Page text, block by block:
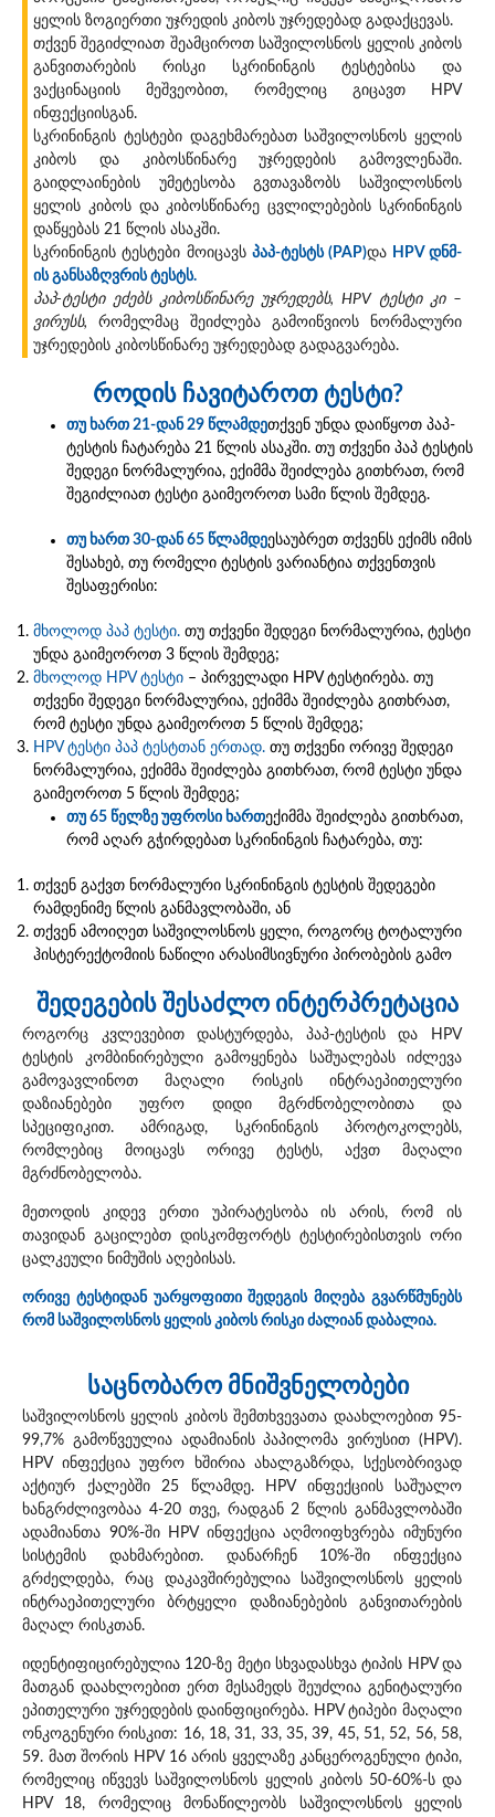
ყელის ზოგიერთი უჯრედის კიბოს უჯრედებად გადაქცევას.
თქვენ შეგიძლიათ შეამციროთ საშვილოსნოს ყელის კიბოს
განვითარების რისკი სკრინინგის ტესტებისა და
ვაქცინაციის მეშვეობით, რომელიც გიცავთ HPV
ინფექციისგან.
სკრინინგის ტესტები დაგეხმარებათ საშვილოსნოს ყელის
კიბოს და კიბოსწინარე უჯრედების გამოვლენაში.
გაიდლაინების უმეტესობა გვთავაზობს საშვილოსნოს
ყელის კიბოს და კიბოსწინარე ცვლილებების სკრინინგის
დაწყებას 21 წლის ასაკში.
სკრინინგის ტესტები მოიცავს პაპ-ტესტს (PAP)და HPV დნმ-
ის განსაზღვრის ტესტს.
პაპ-ტესტი ეძებს კიბოსწინარე უჯრედებს, HPV ტესტი კი –
ვირუსს, რომელმაც შეიძლება გამოიწვიოს ნორმალური
უჯრედების კიბოსწინარე უჯრედებად გადაგვარება.
როდის ჩავიტაროთ ტესტი?
თუ ხართ 21-დან 29 წლამდეთქვენ უნდა დაიწყოთ პაპ-
ტესტის ჩატარება 21 წლის ასაკში. თუ თქვენი პაპ ტესტის
შედეგი ნორმალურია, ექიმმა შეიძლება გითხრათ, რომ
შეგიძლიათ ტესტი გაიმეოროთ სამი წლის შემდეგ.
თუ ხართ 30-დან 65 წლამდეესაუბრეთ თქვენს ექიმს იმის
შესახებ, თუ რომელი ტესტის ვარიანტია თქვენთვის
შესაფერისი:
მხოლოდ პაპ ტესტი. თუ თქვენი შედეგი ნორმალურია, ტესტი
უნდა გაიმეოროთ 3 წლის შემდეგ;
მხოლოდ HPV ტესტი – პირველადი HPV ტესტირება. თუ
თქვენი შედეგი ნორმალურია, ექიმმა შეიძლება გითხრათ,
რომ ტესტი უნდა გაიმეოროთ 5 წლის შემდეგ;
HPV ტესტი პაპ ტესტთან ერთად. თუ თქვენი ორივე შედეგი
ნორმალურია, ექიმმა შეიძლება გითხრათ, რომ ტესტი უნდა
გაიმეოროთ 5 წლის შემდეგ;
თუ 65 წელზე უფროსი ხართექიმმა შეიძლება გითხრათ,
რომ აღარ გჭირდებათ სკრინინგის ჩატარება, თუ:
თქვენ გაქვთ ნორმალური სკრინინგის ტესტის შედეგები
რამდენიმე წლის განმავლობაში, ან
თქვენ ამოიღეთ საშვილოსნოს ყელი, როგორც ტოტალური
ჰისტერექტომიის ნაწილი არასიმსივნური პირობების გამო
შედეგების შესაძლო ინტერპრეტაცია
როგორც კვლევებით დასტურდება, პაპ-ტესტის და HPV
ტესტის კომბინირებული გამოყენება საშუალებას იძლევა
გამოვავლინოთ მაღალი რისკის ინტრაეპითელური
დაზიანებები უფრო დიდი მგრძნობელობითა და
სპეციფიკით. ამრიგად, სკრინინგის პროტოკოლებს,
რომლებიც მოიცავს ორივე ტესტს, აქვთ მაღალი
მგრძნობელობა.
მეთოდის კიდევ ერთი უპირატესობა ის არის, რომ ის
თავიდან გაცილებთ დისკომფორტს ტესტირებისთვის ორი
ცალკეული ნიმუშის აღებისას.
ორივე ტესტიდან უარყოფითი შედეგის მიღება გვარწმუნებს
რომ საშვილოსნოს ყელის კიბოს რისკი ძალიან დაბალია.
საცნობარო მნიშვნელობები
საშვილოსნოს ყელის კიბოს შემთხვევათა დაახლოებით 95-
99,7% გამოწვეულია ადამიანის პაპილომა ვირუსით (HPV).
HPV ინფექცია უფრო ხშირია ახალგაზრდა, სქესობრივად
აქტიურ ქალებში 25 წლამდე. HPV ინფექციის საშუალო
ხანგრძლივობაა 4-20 თვე, რადგან 2 წლის განმავლობაში
ადამიანთა 90%-ში HPV ინფექცია აღმოიფხვრება იმუნური
სისტემის დახმარებით. დანარჩენ 10%-ში ინფექცია
გრძელდება, რაც დაკავშირებულია საშვილოსნოს ყელის
ინტრაეპითელური ბრტყელი დაზიანებების განვითარების
მაღალ რისკთან.
იდენტიფიცირებულია 120-ზე მეტი სხვადასხვა ტიპის HPV და
მათგან დაახლოებით ერთ მესამედს შეუძლია გენიტალური
ეპითელური უჯრედების დაინფიცირება. HPV ტიპები მაღალი
ონკოგენური რისკით: 16, 18, 31, 33, 35, 39, 45, 51, 52, 56, 58,
59. მათ შორის HPV 16 არის ყველაზე კანცეროგენული ტიპი,
რომელიც იწვევს საშვილოსნოს ყელის კიბოს 50-60%-ს და
HPV 18, რომელიც მონაწილეობს საშვილოსნოს ყელის